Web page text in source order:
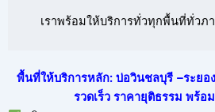
เราพร้อมให้บริการทั่วทุกพื้นที่ทั่วภ
พื้นที่ให้บริการหลัก: บ่อวินชลบุรี –ระยอ
รวดเร็ว ราคายุติธรรม พร้อ